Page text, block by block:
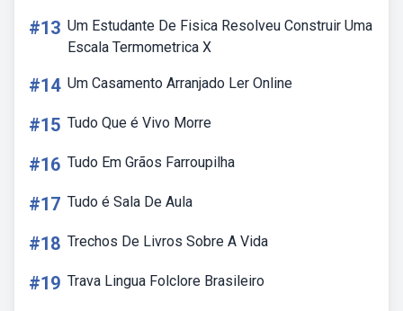
#13 Um Estudante De Fisica Resolveu Construir Uma
Escala Termometrica X
#14 Um Casamento Arranjado Ler Online
#15 Tudo Que é Vivo Morre
#16 Tudo Em Grãos Farroupilha
#17 Tudo é Sala De Aula
#18 Trechos De Livros Sobre A Vida
#19 Trava Lingua Folclore Brasileiro